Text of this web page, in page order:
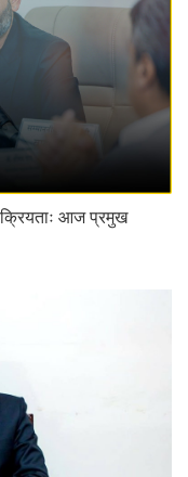
सक्रियताः आज प्रमुख